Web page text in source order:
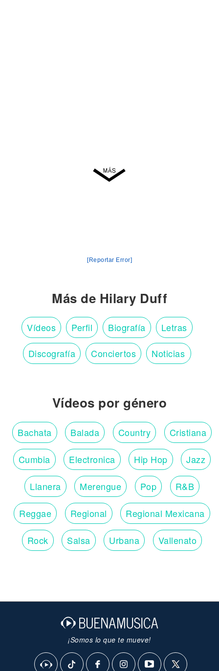
[Reportar Error]
Más de Hilary Duff
Vídeos Perfil Biografía Letras
Discografía Conciertos Noticias
Vídeos por género
Bachata Balada Country Cristiana
Cumbia Electronica Hip Hop Jazz
Llanera Merengue Pop R&B
Reggae Regional Regional Mexicana
Rock Salsa Urbana Vallenato
¡Somos lo que te mueve!